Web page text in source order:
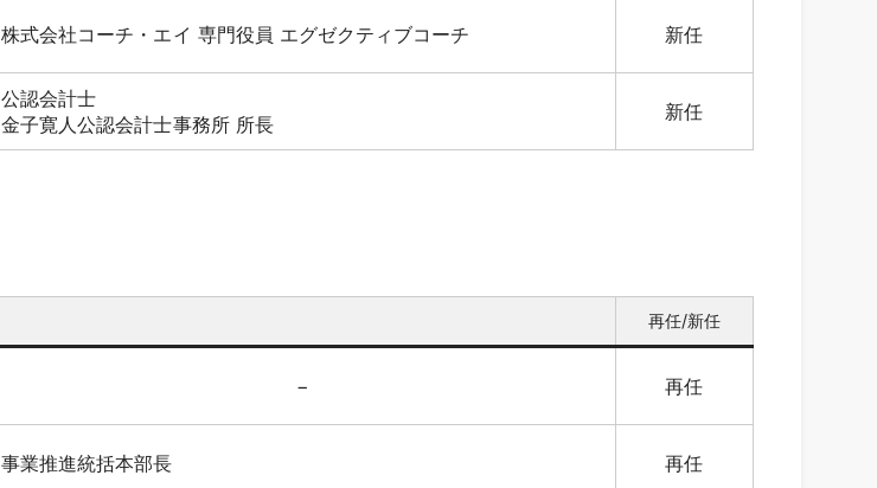
株式会社コーチ・エイ 専門役員 エグゼクティブコーチ 新任
公認会計士
金子寛人公認会計士事務所 所長
新任
再任/新任
− 再任
事業推進統括本部長 再任